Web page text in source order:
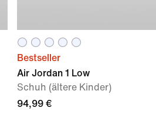
Bestseller
Air Jordan 1 Low
Schuh (ältere Kinder)
94,99 €